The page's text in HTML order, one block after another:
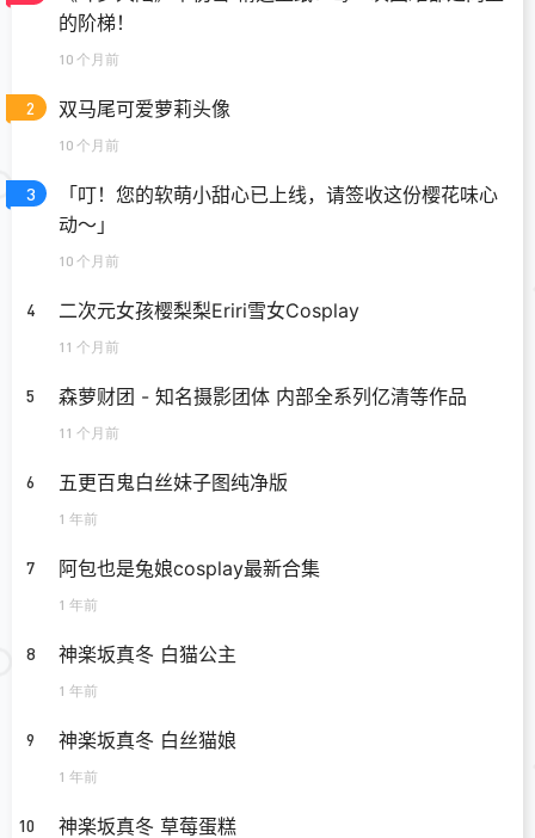
的阶梯！
10 个月前
2 双马尾可爱萝莉头像
10 个月前
3
「叮！您的软萌小甜心已上线，请签收这份樱花味心
动～」
10 个月前
4 二次元女孩樱梨梨Eriri雪女Cosplay
11 个月前
5 森萝财团 - 知名摄影团体 内部全系列亿清等作品
11 个月前
6 五更百鬼白丝妹子图纯净版
1 年前
7 阿包也是兔娘cosplay最新合集
1 年前
8 神楽坂真冬 白猫公主
1 年前
9 神楽坂真冬 白丝猫娘
1 年前
10 神楽坂真冬 草莓蛋糕